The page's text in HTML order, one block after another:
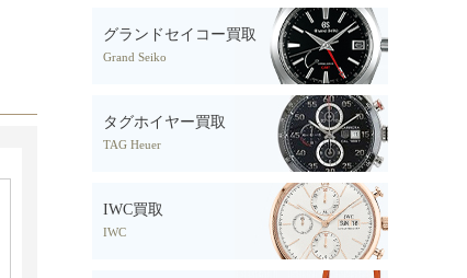
グランドセイコー買取
Grand Seiko
タグホイヤー買取
TAG Heuer
IWC買取
IWC